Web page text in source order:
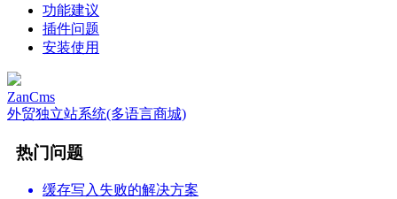
功能建议
插件问题
安装使用
ZanCms
外贸独立站系统(多语言商城)
热门问题
缓存写入失败的解决方案